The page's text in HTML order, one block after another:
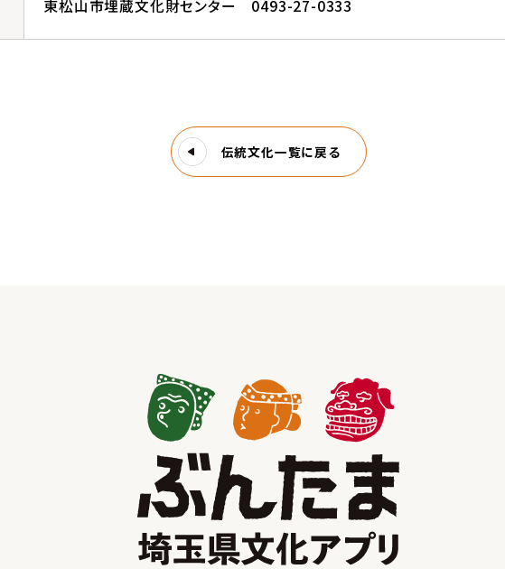
東松山市埋蔵文化財センター 0493-27-0333
伝統文化一覧に戻る